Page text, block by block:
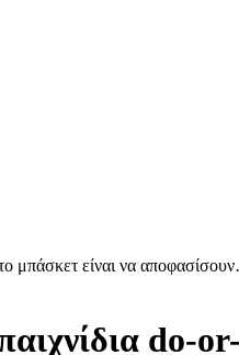
μπάσκετ είναι να
do-